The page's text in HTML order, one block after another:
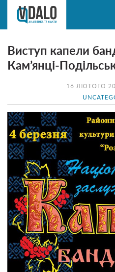
16 ЛЮТОГО
Виступ капели
Кам’янці-